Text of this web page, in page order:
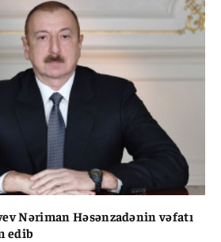
Nəriman Həsənzadənin vəfatı
edib